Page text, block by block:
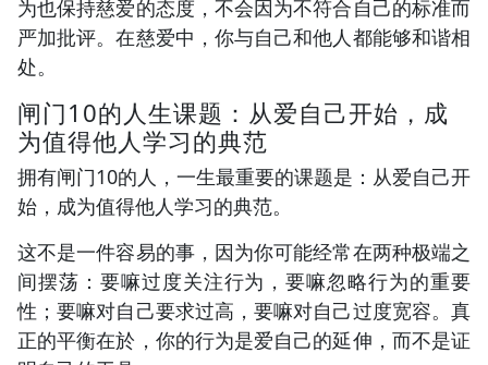
为也保持慈爱的态度，不会因为不符合自己的标准而
严加批评。在慈爱中，你与自己和他人都能够和谐相
处。
闸门10的人生课题：从爱自己开始，成
为值得他人学习的典范
拥有闸门10的人，一生最重要的课题是：从爱自己开
始，成为值得他人学习的典范。
这不是一件容易的事，因为你可能经常在两种极端之
间摆荡：要嘛过度关注行为，要嘛忽略行为的重要
性；要嘛对自己要求过高，要嘛对自己过度宽容。真
正的平衡在於，你的行为是爱自己的延伸，而不是证